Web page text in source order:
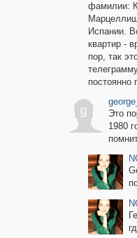
фамилии:
Испании.
квартир -
пор, так
постоянно
g
Это
1980